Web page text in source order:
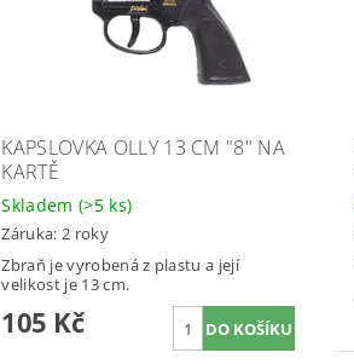
KAPSLOVKA OLLY 13 CM "8" NA
KARTĚ
Skladem (>5 ks)
Záruka: 2 roky
Zbraň je vyrobená z plastu a její
velikost je 13 cm.
105 Kč